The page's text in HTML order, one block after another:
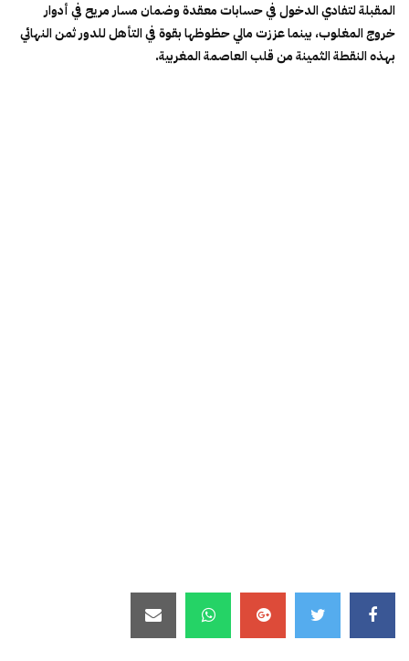
المقبلة لتفادي الدخول في حسابات معقدة وضمان مسار مريح في أدوار
خروج المغلوب، بينما عززت مالي حظوظها بقوة في التأهل للدور ثمن النهائي
بهذه النقطة الثمينة من قلب العاصمة المغربية.